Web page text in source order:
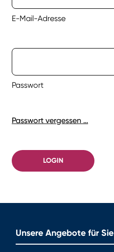
E-Mail-Adresse
Passwort
Passwort vergessen …
LOGIN
Unsere Angebote für Sie